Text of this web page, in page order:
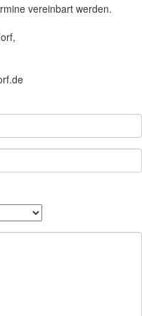
vereinbart werden.